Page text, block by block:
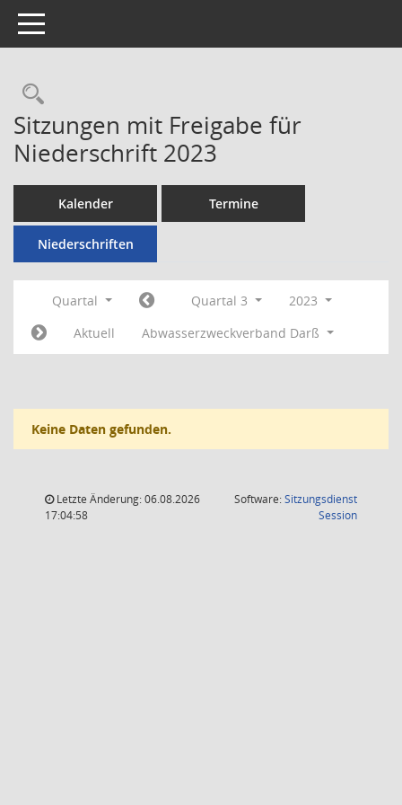
Toggle navigation
Rechercheauswahl
Sitzungen mit Freigabe für
Niederschrift 2023
Kalender Termine
Niederschriften
Quartal Quartal 3
2023
Aktuell
Abwasserzweckverband Darß
Keine Daten gefunden.
Letzte Änderung: 06.08.2026
17:04:58
Software:Sitzungsdienst
Session(Wird in